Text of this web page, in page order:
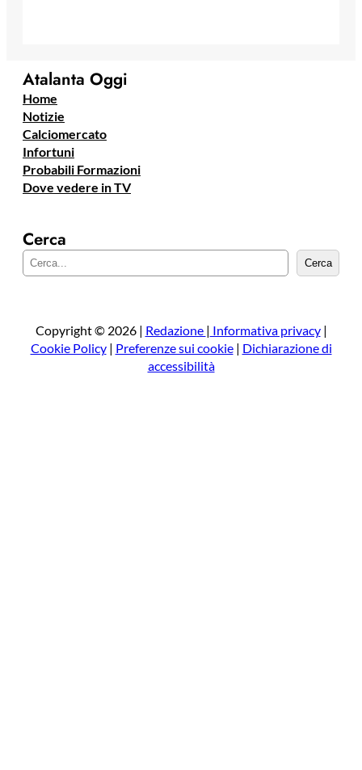
Atalanta Oggi
Home
Notizie
Calciomercato
Infortuni
Probabili Formazioni
Dove vedere in TV
Cerca
e
a
Cerca
Copyright © 2026 | Redazione | Informativa privacy|
Cookie Policy| Preferenze sui cookie| Dichiarazione di
accessibilità